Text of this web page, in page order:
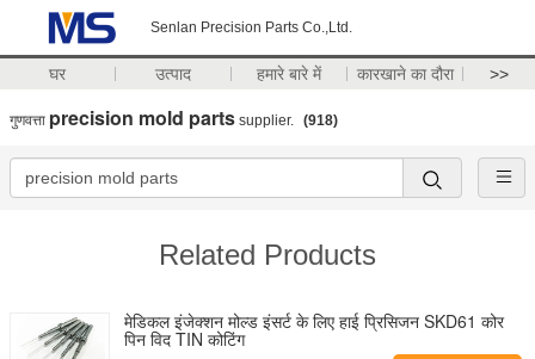
Senlan Precision Parts Co.,Ltd.
घर उत्पाद हमारे बारे में कारखाने का दौरा >>
गुणवत्ता precision mold parts supplier. (918)
Related Products
मेडिकल इंजेक्शन मोल्ड इंसर्ट के लिए हाई प्रिसिजन SKD61 कोर
पिन विद TIN कोटिंग